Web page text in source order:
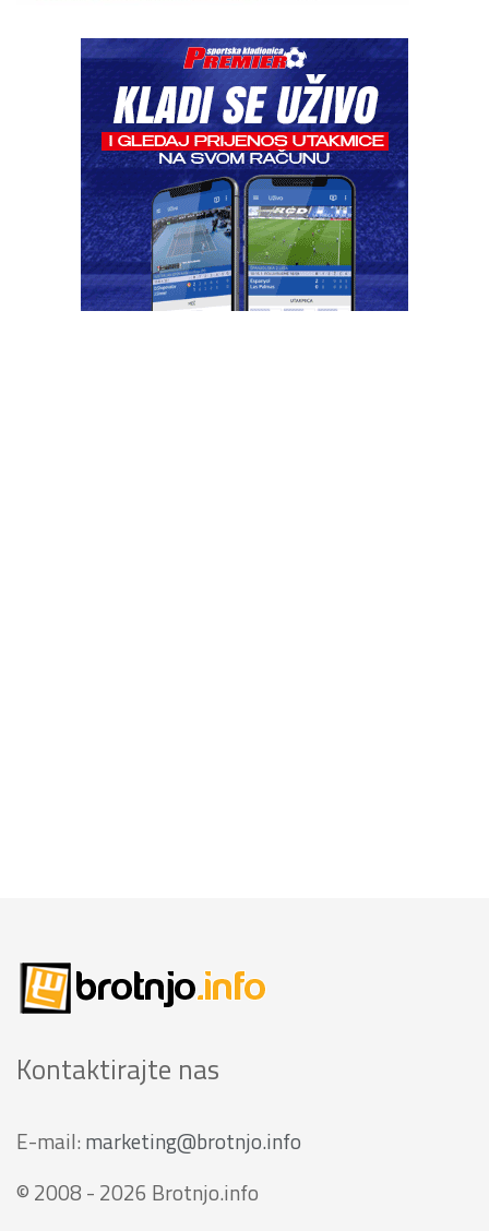
Kontaktirajte nas
E-mail: marketing@brotnjo.info
© 2008 - 2026 Brotnjo.info